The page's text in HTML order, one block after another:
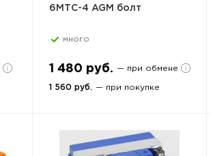
6МТС-4 AGM болт
много
1 480 руб. — при обмене
1 560 руб. — при покупке